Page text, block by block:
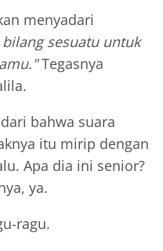
menyadari
sesuatu untuk
Tegasnya
bahwa suara
itu mirip dengan
Apa dia ini senior?
ya.
ragu.